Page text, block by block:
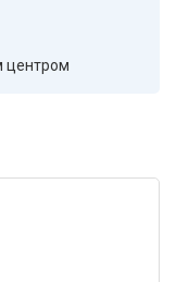
центром